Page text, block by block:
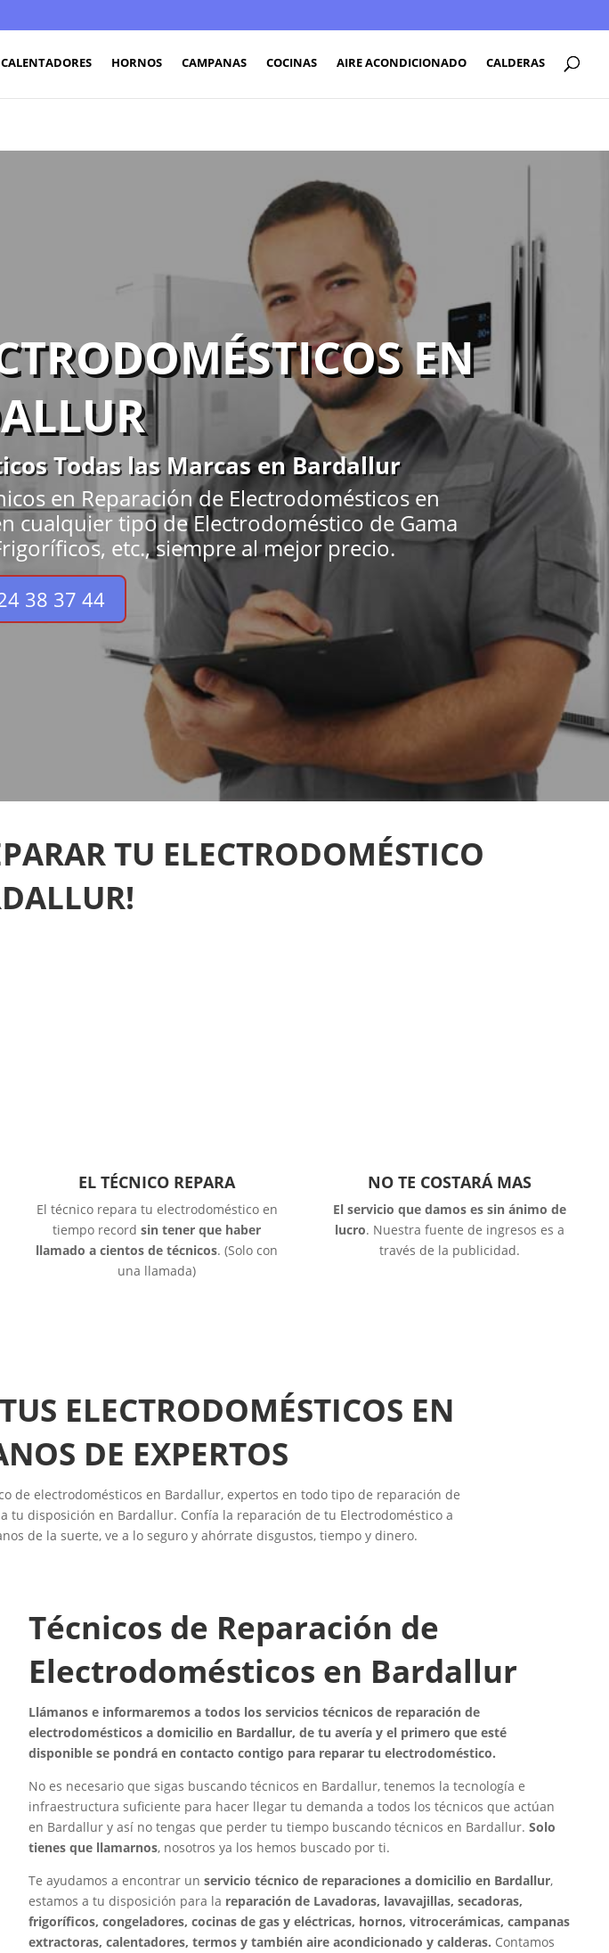
CALENTADORES HORNOS CAMPANAS COCINAS AIRE ACONDICIONADO CALDERAS
EN
Todas las Marcas en Bardallur
en Reparación de Electrodomésticos en
cualquier tipo de Electrodoméstico de Gama
etc., siempre al mejor precio.
38 37 44
TU ELECTRODOMÉSTICO
EL TÉCNICO REPARA
El técnico repara tu electrodoméstico en
tiempo recordsin tener que haber
llamado a cientos de técnicos. (Solo con
una llamada)
NO TE COSTARÁ MAS
El servicio que damos es sin ánimo de
lucro. Nuestra fuente de ingresos es a
través de la publicidad.
ELECTRODOMÉSTICOS EN
DE EXPERTOS
de electrodomésticos en Bardallur, expertos en todo tipo de reparación de
disposición en Bardallur. Confía la reparación de tu Electrodoméstico a
de la suerte, ve a lo seguro y ahórrate disgustos, tiempo y dinero.
Técnicos de Reparación de
Electrodomésticos en Bardallur
Llámanos e informaremos a todos los servicios técnicos de reparación de
electrodomésticos a domicilio en Bardallur, de tu avería y el primero que esté
disponible se pondrá en contacto contigo para reparar tu electrodoméstico.
No es necesario que sigas buscando técnicos en Bardallur, tenemos la tecnología e
infraestructura suficiente para hacer llegar tu demanda a todos los técnicos que actúan
en Bardallur y así no tengas que perder tu tiempo buscando técnicos en Bardallur.Solo
tienes que llamarnos, nosotros ya los hemos buscado por ti.
Te ayudamos a encontrar unservicio técnico de reparaciones a domicilio en Bardallur,
estamos a tu disposición para la reparación de Lavadoras, lavavajillas, secadoras,
frigoríficos, congeladores, cocinas de gas y eléctricas, hornos, vitrocerámicas, campanas
extractoras, calentadores, termos y también aire acondicionado y calderas. Contamos